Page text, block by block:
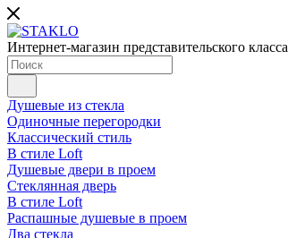
Интернет-магазин представительского класса
Душевые из стекла
Одиночные перегородки
Классический стиль
В стиле Loft
Душевые двери в проем
Стеклянная дверь
В стиле Loft
Распашные душевые в проем
Два стекла